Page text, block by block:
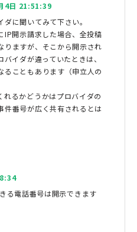
4日 21:51:39
に聞いてみて下さい。
IP開示請求した場合、全投稿
りますが、そこから開示され
イダが違っていたときは、
ることもあります（申立人の
れるかどうかはプロバイダの
件番号が広く共有されるとは
る電話番号は開示できます